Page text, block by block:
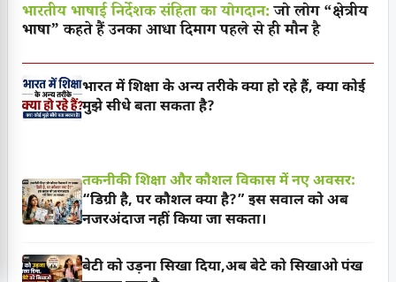
भारतीय भाषाई निर्देशक संहिता का योगदान:जो लोग “क्षेत्रीय
भाषा” कहते हैं उनका आधा दिमाग पहले से ही मौन है
भारत में शिक्षा के अन्य तरीके क्या हो रहे हैं, क्या कोई
मुझे सीधे बता सकता है?
तकनीकी शिक्षा और कौशल विकास में नए अवसर:
“डिग्री है, पर कौशल क्या है?” इस सवाल को अब
नजरअंदाज नहीं किया जा सकता।
बेटी को उड़ना सिखा दिया,अब बेटे को सिखाओ पंख